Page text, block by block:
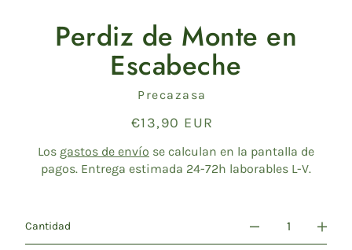
Perdiz de Monte en
Escabeche
Proveedor
Precazasa
Precio
€13,90 EUR
Los gastos de envío se calculan en la pantalla de
pagos. Entrega estimada 24-72h laborables L-V.
Cantidad